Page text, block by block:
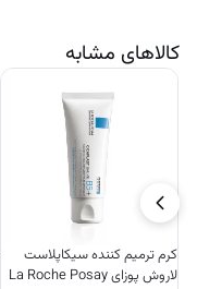
کالاهای مشابه
کرم ترمیم کننده سیکاپلاست
لاروش پوزای La Roche Posay